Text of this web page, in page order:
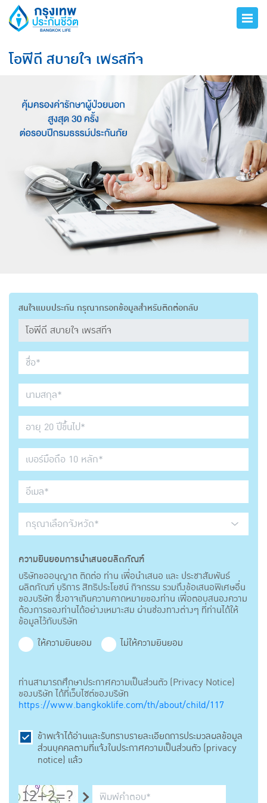
โอพีดี สบายใจ เพรสทีจ
สนใจแบบประกัน กรุณากรอกข้อมูลสำหรับติดต่อกลับ
ความยินยอมการนำเสนอผลิตภัณฑ์
บริษัทขออนุญาต ติดต่อ ท่าน เพื่อนำเสนอ และ ประชาสัมพันธ์
ผลิตภัณฑ์ บริการ สิทธิประโยชน์ กิจกรรม รวมถึงข้อเสนอพิเศษอื่น
ของบริษัท ซึ่งอาจเกินความคาดหมายของท่าน เพื่อตอบสนองความ
ต้องการของท่านได้อย่างเหมาะสม ผ่านช่องทางต่างๆ ที่ท่านได้ให้
ข้อมูลไว้กับบริษัท
ให้ความยินยอม
ไม่ให้ความยินยอม
ท่านสามารถศึกษาประกาศความเป็นส่วนตัว (Privacy Notice)
ของบริษัท ได้ที่เว็บไซต์ของบริษัท
https://www.bangkoklife.com/th/about/child/117
ข้าพเจ้าได้อ่านและรับทราบรายละเอียดการประมวลผลข้อมูล
ส่วนบุคคลตามที่แจ้งในประกาศความเป็นส่วนตัว (privacy
notice) แล้ว